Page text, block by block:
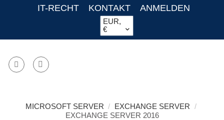
IT-RECHT KONTAKT ANMELDEN
EUR,
€
MICROSOFT SERVER / EXCHANGE SERVER /
EXCHANGE SERVER 2016